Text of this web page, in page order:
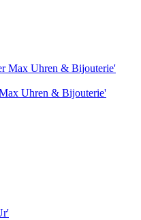
Max Uhren & Bijouterie'
Uhren & Bijouterie'